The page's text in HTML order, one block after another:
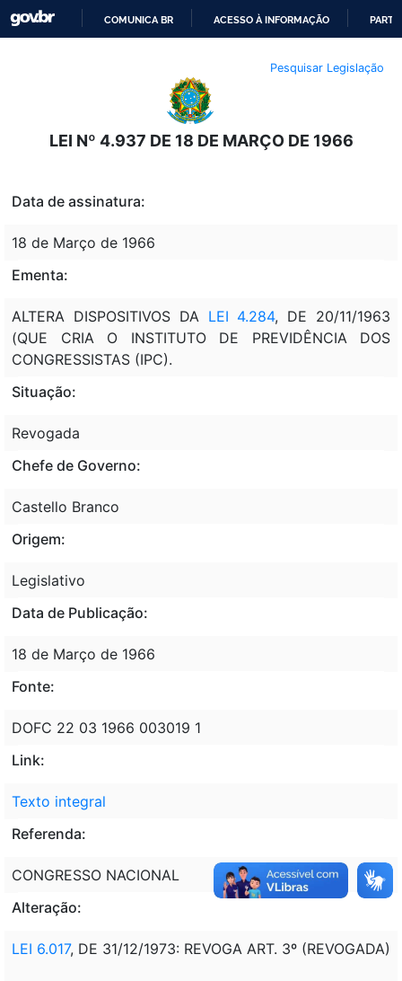
O
CONTEÚDO
COMUNICA BR ACESSO À INFORMAÇÃO
Pesquisar Legislação
LEI Nº 4.937 DE 18 DE MARÇO DE 1966
Data de assinatura:
18 de Março de 1966
Ementa:
ALTERA DISPOSITIVOS DA LEI 4.284, DE 20/11/1963
(QUE CRIA O INSTITUTO DE PREVIDÊNCIA DOS
CONGRESSISTAS (IPC).
Situação:
Revogada
Chefe de Governo:
Castello Branco
Origem:
Legislativo
Data de Publicação:
18 de Março de 1966
Fonte:
DOFC 22 03 1966 003019 1
Link:
Texto integral
Referenda:
CONGRESSO NACIONAL
Alteração:
LEI 6.017, DE 31/12/1973: REVOGA ART. 3º (REVOGADA)